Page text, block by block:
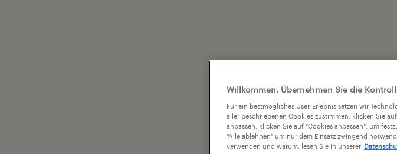
Willkommen. Übernehmen Sie die
Für ein bestmögliches User-Erlebnis setzen wir
aller beschriebenen Cookies zustimmen, klicken Sie
anpassen, klicken Sie auf "Cookies anpassen", um
"Alle ablehnen" um nur dem Einsatz zwingend
verwenden und warum, lesen Sie in unserer